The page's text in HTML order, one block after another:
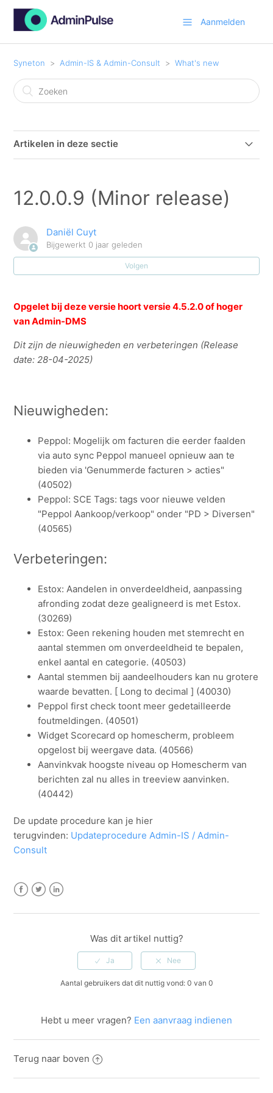
Aanmelden
Syneton Admin-IS & Admin-Consult What's new
Artikelen in deze sectie
12.0.0.16 (Major release)
12.0.0.13 (Minor release)
12.0.0.6 (Minor release)
12.0.0.3 (Major release)
Zie meer
12.0.0.9 (Minor release)
Daniël Cuyt
Bijgewerkt 0 jaar geleden
Volgen
Opgelet bij deze versie hoort versie 4.5.2.0 of hoger
van Admin-DMS
Dit zijn de nieuwigheden en verbeteringen (Release
date: 28-04-2025)
Nieuwigheden:
Peppol: Mogelijk om facturen die eerder faalden
via auto sync Peppol manueel opnieuw aan te
bieden via 'Genummerde facturen > acties"
(40502)
Peppol: SCE Tags: tags voor nieuwe velden
"Peppol Aankoop/verkoop" onder "PD > Diversen"
(40565)
Verbeteringen:
Estox: Aandelen in onverdeeldheid, aanpassing
afronding zodat deze gealigneerd is met Estox.
(30269)
Estox: Geen rekening houden met stemrecht en
aantal stemmen om onverdeeldheid te bepalen,
enkel aantal en categorie. (40503)
Aantal stemmen bij aandeelhouders kan nu grotere
waarde bevatten. [ Long to decimal ] (40030)
Peppol first check toont meer gedetailleerde
foutmeldingen. (40501)
Widget Scorecard op homescherm, probleem
opgelost bij weergave data. (40566)
Aanvinkvak hoogste niveau op Homescherm van
berichten zal nu alles in treeview aanvinken.
(40442)
De update procedure kan je hier
terugvinden: Updateprocedure Admin-IS / Admin-
Consult
Was dit artikel nuttig?
Aantal gebruikers dat dit nuttig vond: 0 van 0
Hebt u meer vragen? Een aanvraag indienen
Terug naar boven